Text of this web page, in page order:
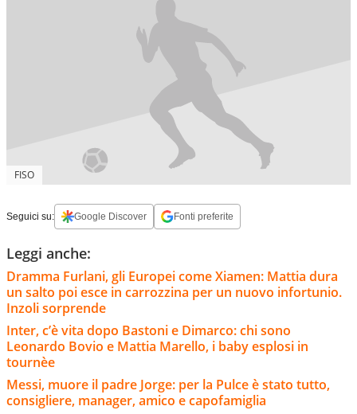
FISO
Seguici su: Google Discover Fonti preferite
Leggi anche:
Dramma Furlani, gli Europei come Xiamen: Mattia dura
un salto poi esce in carrozzina per un nuovo infortunio.
Inzoli sorprende
Inter, c’è vita dopo Bastoni e Dimarco: chi sono
Leonardo Bovio e Mattia Marello, i baby esplosi in
tournèe
Messi, muore il padre Jorge: per la Pulce è stato tutto,
consigliere, manager, amico e capofamiglia